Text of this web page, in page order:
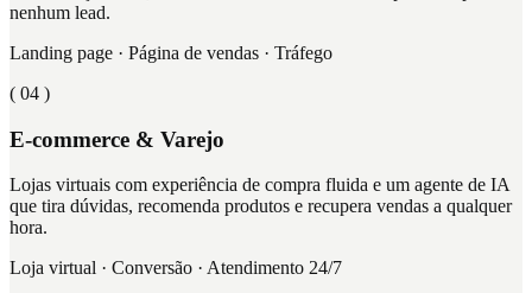
nenhum lead.
Landing page · Página de vendas · Tráfego
( 04 )
E-commerce & Varejo
Lojas virtuais com experiência de compra fluida e um agente de IA
que tira dúvidas, recomenda produtos e recupera vendas a qualquer
hora.
Loja virtual · Conversão · Atendimento 24/7